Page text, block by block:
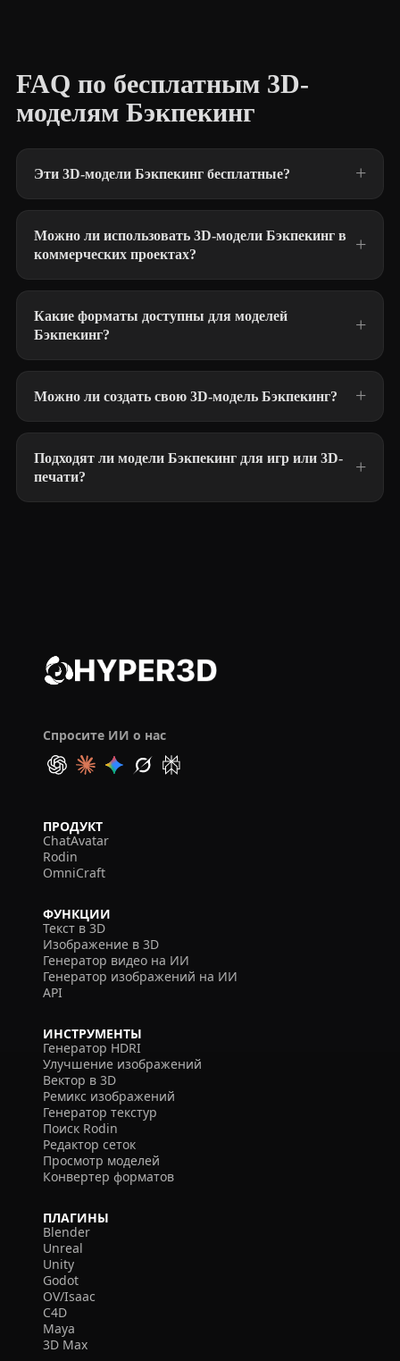
FAQ по бесплатным 3D-
моделям Бэкпекинг
Эти 3D-модели Бэкпекинг бесплатные?
Можно ли использовать 3D-модели Бэкпекинг в
коммерческих проектах?
Какие форматы доступны для моделей
Бэкпекинг?
Можно ли создать свою 3D-модель Бэкпекинг?
Подходят ли модели Бэкпекинг для игр или 3D-
печати?
Спросите ИИ о нас
ПРОДУКТ
ChatAvatar
Rodin
OmniCraft
ФУНКЦИИ
Текст в 3D
Изображение в 3D
Генератор видео на ИИ
Генератор изображений на ИИ
API
ИНСТРУМЕНТЫ
Генератор HDRI
Улучшение изображений
Вектор в 3D
Ремикс изображений
Генератор текстур
Поиск Rodin
Редактор сеток
Просмотр моделей
Конвертер форматов
ПЛАГИНЫ
Blender
Unreal
Unity
Godot
OV/Isaac
C4D
Maya
3D Max